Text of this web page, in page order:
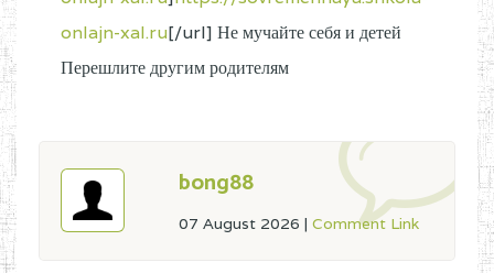
onlajn-xal.ru[/url] Не мучайте себя и детей
Перешлите другим родителям
bong88
07 August 2026 | Comment Link